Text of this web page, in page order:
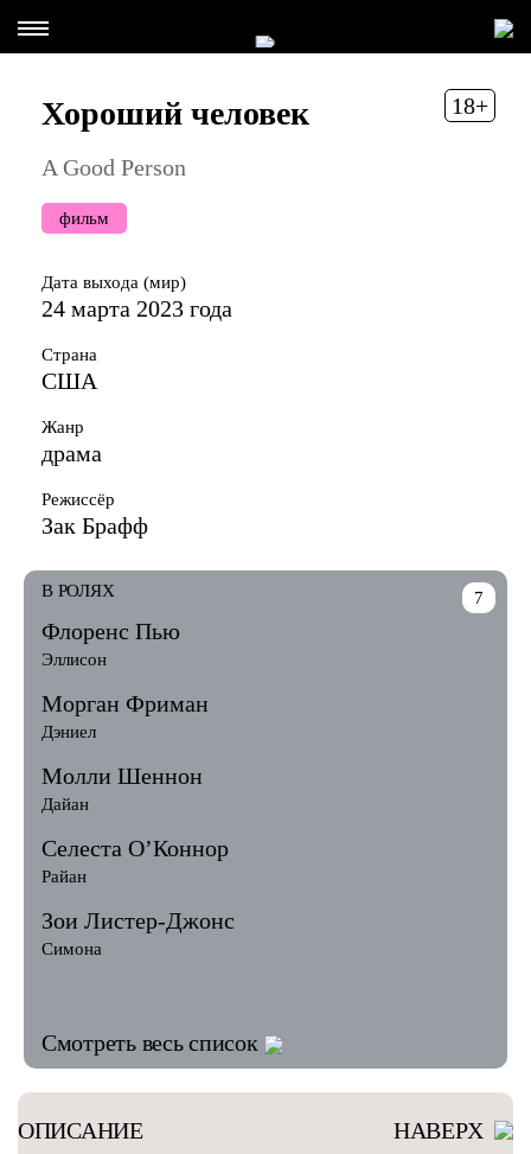
18+
Хороший человек
A Good Person
фильм
Дата выхода (мир)
24 марта 2023 года
Страна
США
Жанр
драма
Режиссёр
Зак Брафф
7
В РОЛЯХ
Флоренс Пью
Эллисон
Морган Фриман
Дэниел
Молли Шеннон
Дайан
Селеста О’Коннор
Райан
Зои Листер-Джонс
Симона
Смотреть весь список
ОПИСАНИЕ НАВЕРХ